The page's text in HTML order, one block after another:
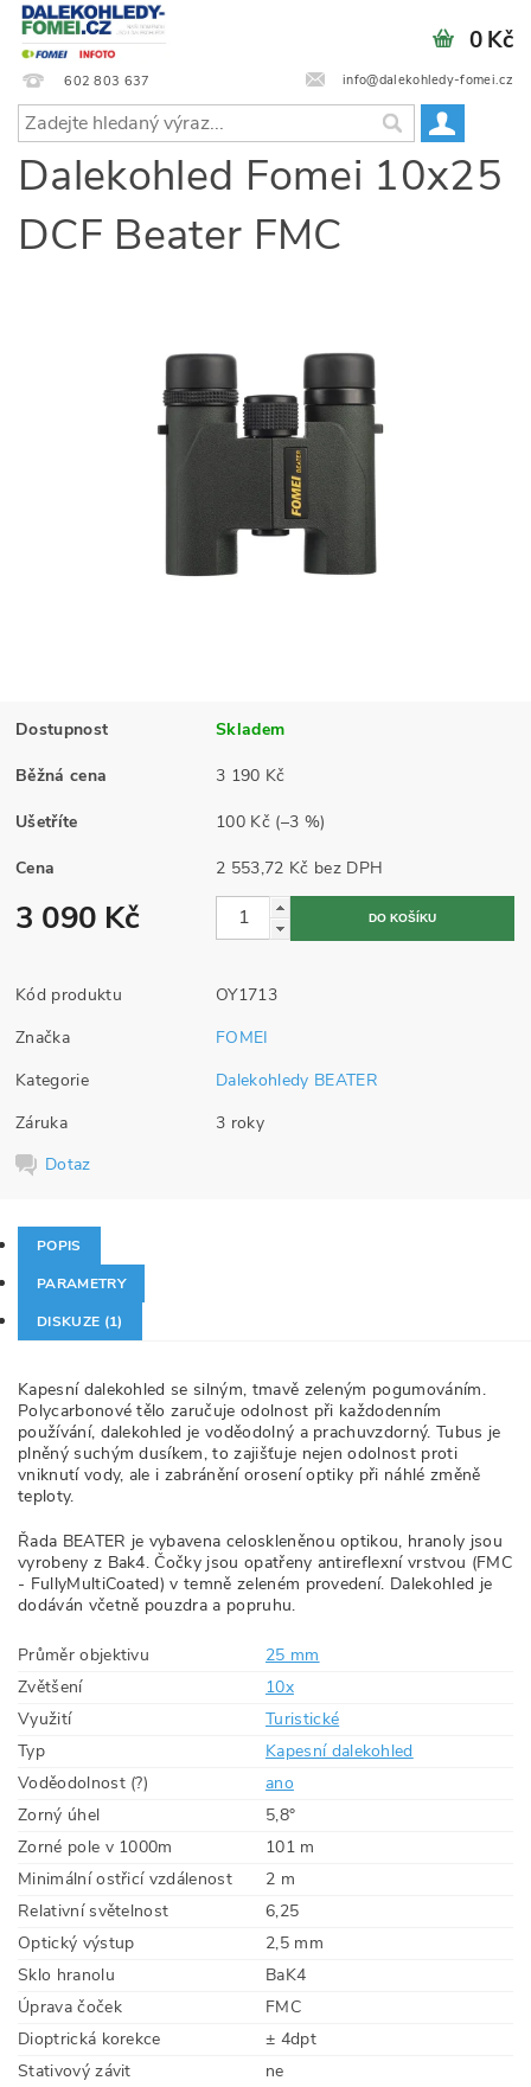
602 803 637 info@dalekohledy-fomei.cz
0 Kč
Dalekohled Fomei 10x25
DCF Beater FMC
Dostupnost Skladem
Běžná cena 3 190 Kč
Ušetříte 100 Kč (–3 %)
Cena 2 553,72 Kč bez DPH
3 090 Kč
Kód produktu
OY1713
Značka
FOMEI
Kategorie
Dalekohledy BEATER
Záruka
3 roky
Dotaz
POPIS
PARAMETRY
DISKUZE (1)
Kapesní dalekohled se silným, tmavě zeleným pogumováním.
Polycarbonové tělo zaručuje odolnost při každodenním
používání, dalekohled je voděodolný a prachuvzdorný. Tubus je
plněný suchým dusíkem, to zajišťuje nejen odolnost proti
vniknutí vody, ale i zabránění orosení optiky při náhlé změně
teploty.
Řada BEATER je vybavena celoskleněnou optikou, hranoly jsou
vyrobeny z Bak4. Čočky jsou opatřeny antireflexní vrstvou (FMC
- FullyMultiCoated) v temně zeleném provedení. Dalekohled je
dodáván včetně pouzdra a popruhu.
Průměr objektivu
25 mm
Zvětšení
10x
Využití
Turistické
Typ
Kapesní dalekohled
Voděodolnost (?)
ano
Zorný úhel
5,8°
Zorné pole v 1000m
101 m
Minimální ostřicí vzdálenost
2 m
Relativní světelnost
6,25
Optický výstup
2,5 mm
Sklo hranolu
BaK4
Úprava čoček
FMC
Dioptrická korekce
± 4dpt
Stativový závit
ne